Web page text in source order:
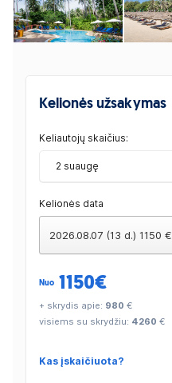
Kelionės užsakymas
Keliautojų skaičius:
2 suaugę
Kelionės data
2026.08.07 (13 d.) 1150 €
Nuo 1150€
+ skrydis apie: 980 €
visiems su skrydžiu: 4260 €
Kas įskaičiuota?